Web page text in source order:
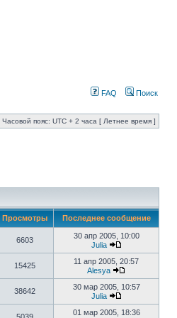
FAQ
Поиск
Часовой пояс: UTC + 2 часа [ Летнее время ]
Просмотры Последнее сообщение
6603
30 апр 2005, 10:00
Julia
15425
11 апр 2005, 20:57
Alesya
38642
30 мар 2005, 10:57
Julia
01 мар 2005, 18:36